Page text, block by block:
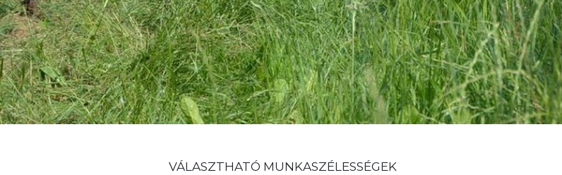
VÁLASZTHATÓ MUNKASZÉLESSÉGEK